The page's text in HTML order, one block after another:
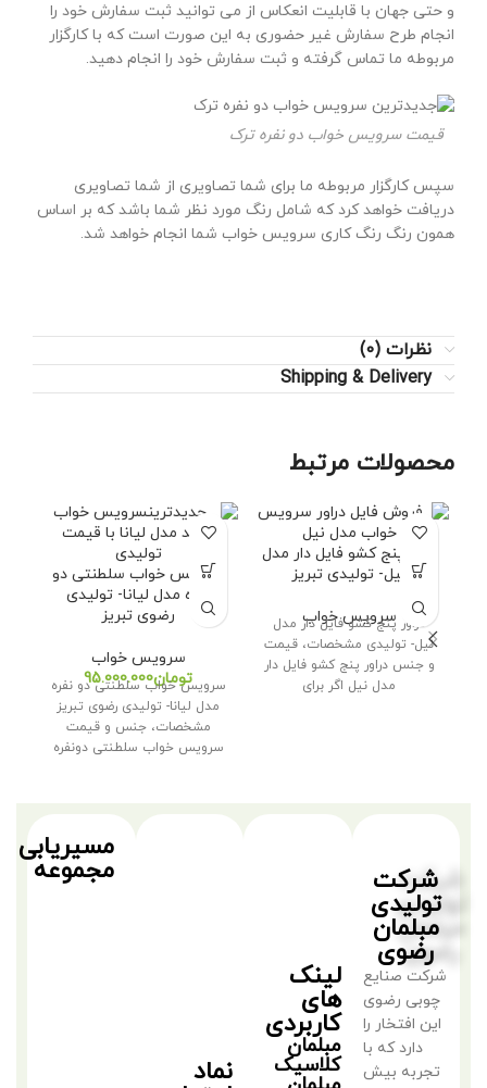
و حتی جهان با قابلیت انعکاس از می توانید ثبت سفارش خود را
انجام طرح سفارش غیر حضوری به این صورت است که با کارگزار
مربوطه ما تماس گرفته و ثبت سفارش خود را انجام دهید.
قیمت سرویس خواب دو نفره ترک
سپس کارگزار مربوطه ما برای شما تصاویری از شما تصاویری
دریافت خواهد کرد که شامل رنگ مورد نظر شما باشد که بر اساس
همون رنگ رنگ کاری سرویس خواب شما انجام خواهد شد.
نظرات (0)
Shipping & Delivery
محصولات مرتبط
دراور پنج کشو فایل دار مدل
نیل- تولیدی تبریز
سرویس خواب
دراور پنج کشو فایل دار مدل
نیل- تولیدی مشخصات، قیمت
و جنس دراور پنج کشو فایل دار
مدل نیل اگر برای
سرویس خواب سلطنتی دو
نفره مدل لیانا- تولیدی
رضوی تبریز
سرویس خواب
تومان
سرویس خواب سلطنتی دو نفره
مدل لیانا- تولیدی رضوی تبریز
مشخصات، جنس و قیمت
سرویس خواب سلطنتی دونفره
شرکت
تولیدی
مبلمان
رضوی
شرکت صنایع
چوبی رضوی
این افتخار را
دارد که با
تجربه بیش
لینک
های
کاربردی
مبلمان
کلاسیک نماد
مسیریابی
مجموعه